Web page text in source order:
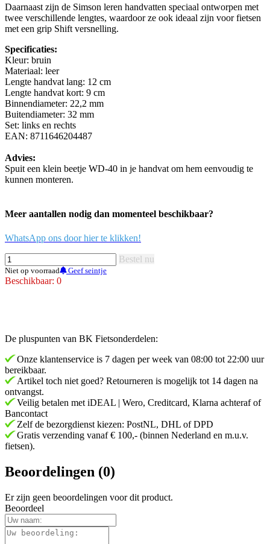
Daarnaast zijn de Simson leren handvatten speciaal ontworpen met
twee verschillende lengtes, waardoor ze ook ideaal zijn voor fietsen
met een grip Shift versnelling.
Specificaties:
Kleur: bruin
Materiaal: leer
Lengte handvat lang: 12 cm
Lengte handvat kort: 9 cm
Binnendiameter: 22,2 mm
Buitendiameter: 32 mm
Set: links en rechts
EAN: 8711646204487
Advies:
Spuit een klein beetje WD-40 in je handvat om hem eenvoudig te
kunnen monteren.
Meer aantallen nodig dan momenteel beschikbaar?
WhatsApp ons door hier te klikken!
Bestel nu
Niet op voorraad Geef seintje
Beschikbaar: 0
De pluspunten van BK Fietsonderdelen:
Onze klantenservice is 7 dagen per week van 08:00 tot 22:00 uur
bereikbaar.
Artikel toch niet goed? Retourneren is mogelijk tot 14 dagen na
ontvangst.
Veilig betalen met iDEAL | Wero, Creditcard, Klarna achteraf of
Bancontact
Zelf de bezorgdienst kiezen: PostNL, DHL of DPD
Gratis verzending vanaf € 100,- (binnen Nederland en m.u.v.
fietsen).
Beoordelingen (0)
Er zijn geen beoordelingen voor dit product.
Beoordeel